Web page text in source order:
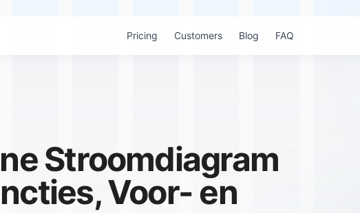
Pricing Customers Blog FAQ
Stroomdiagram
Voor- en